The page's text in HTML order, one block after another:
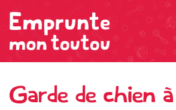
Garde de chien à